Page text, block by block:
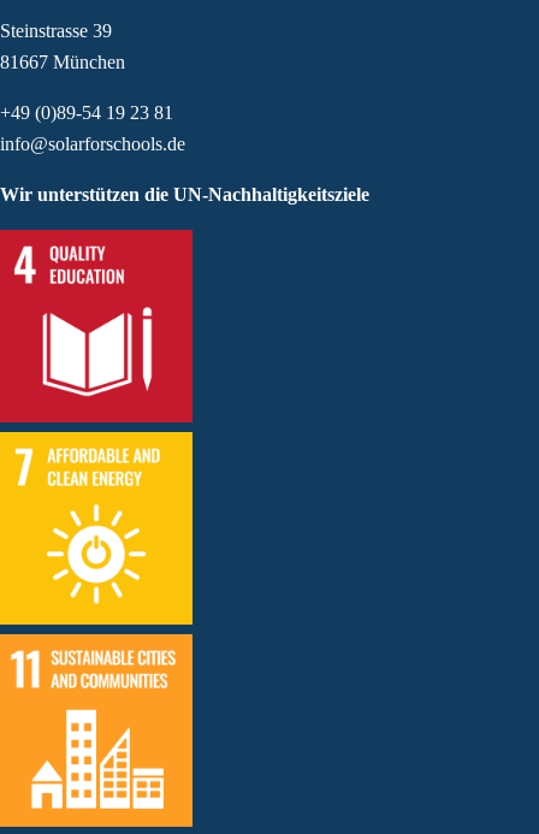
Steinstrasse 39
81667 München
+49 (0)89-54 19 23 81
info@solarforschools.de
Wir unterstützen die UN-Nachhaltigkeitsziele